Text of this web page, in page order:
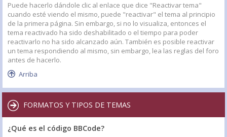
Puede hacerlo dándole clic al enlace que dice "Reactivar tema"
cuando esté viendo el mismo, puede "reactivar" el tema al principio
de la primera página. Sin embargo, si no lo visualiza, entonces el
tema reactivado ha sido deshabilitado o el tiempo para poder
reactivarlo no ha sido alcanzado aún. También es posible reactivar
un tema respondiendo al mismo, sin embargo, lea las reglas del foro
antes de hacerlo.
Arriba
FORMATOS Y TIPOS DE TEMAS
¿Qué es el código BBCode?